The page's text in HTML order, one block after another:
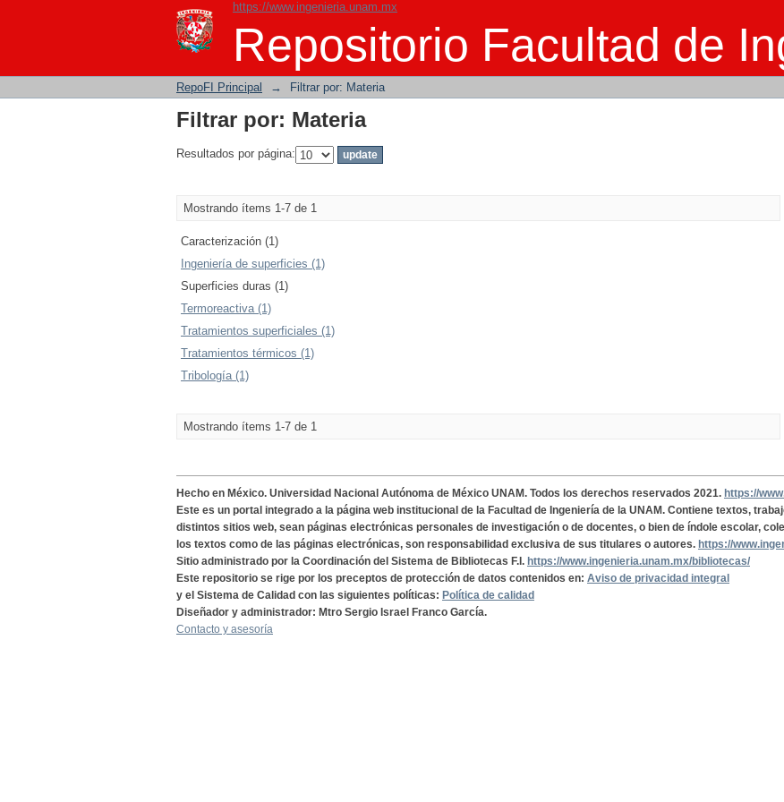
https://www.ingenieria.unam.mx
Repositorio Facultad de
Filtrar por: Materia
RepoFI Principal → Filtrar por: Materia
Filtrar por: Materia
Resultados por página:
Mostrando ítems 1-7 de 1
Caracterización (1)
Ingeniería de superficies (1)
Superficies duras (1)
Termoreactiva (1)
Tratamientos superficiales (1)
Tratamientos térmicos (1)
Tribología (1)
Mostrando ítems 1-7 de 1
Hecho en México. Universidad Nacional Autónoma de México UNAM. Todos los derechos reservados 2021. https://
Este es un portal integrado a la página web institucional de la Facultad de Ingeniería de la UNAM. Contiene textos,
distintos sitios web, sean páginas electrónicas personales de investigación o de docentes, o bien de índole escolar,
los textos como de las páginas electrónicas, son responsabilidad exclusiva de sus titulares o autores. https://
Sitio administrado por la Coordinación del Sistema de Bibliotecas F.I. https://www.ingenieria.unam.mx/bibliotecas/
Este repositorio se rige por los preceptos de protección de datos contenidos en: Aviso de privacidad integral
y el Sistema de Calidad con las siguientes políticas: Política de calidad
Diseñador y administrador: Mtro Sergio Israel Franco García.
Contacto y asesoría